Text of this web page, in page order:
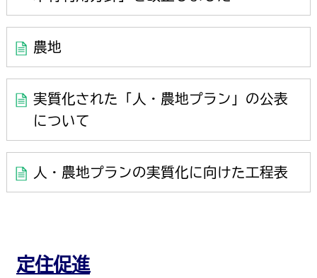
農地
実質化された「人・農地プラン」の公表
について
人・農地プランの実質化に向けた工程表
定住促進